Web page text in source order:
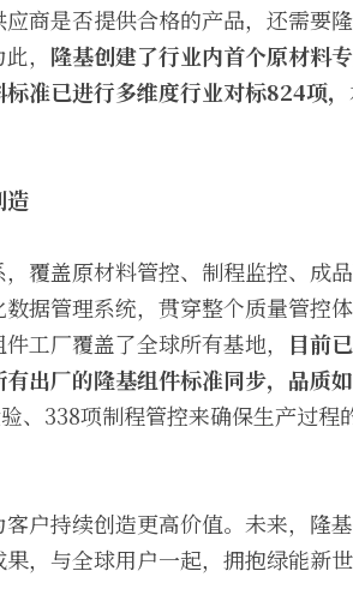
商是否提供合格的产品，还需要
， 隆基创建了行业内首个原材料
准已进行多维度行业对标824项，
造
覆盖原材料管控、制程监控、成
据管理系统，贯穿整个质量管控
工厂覆盖了全球所有基地，
目前
出厂的隆基组件标准同步，品质如
、338项制程管控来确保生产过程
户持续创造更高价值。未来，隆
，与全球用户一起，拥抱绿能新世